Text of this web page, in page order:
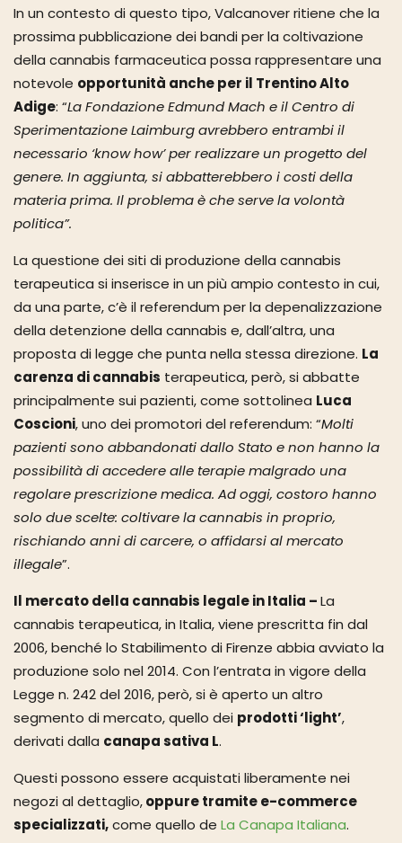
In un contesto di questo tipo, Valcanover ritiene che la
prossima pubblicazione dei bandi per la coltivazione
della cannabis farmaceutica possa rappresentare una
notevole opportunità anche per il Trentino Alto
Adige: “La Fondazione Edmund Mach e il Centro di
Sperimentazione Laimburg avrebbero entrambi il
necessario ‘know how’ per realizzare un progetto del
genere. In aggiunta, si abbatterebbero i costi della
materia prima. Il problema è che serve la volontà
politica”.
La questione dei siti di produzione della cannabis
terapeutica si inserisce in un più ampio contesto in cui,
da una parte, c’è il referendum per la depenalizzazione
della detenzione della cannabis e, dall’altra, una
proposta di legge che punta nella stessa direzione. La
carenza di cannabis terapeutica, però, si abbatte
principalmente sui pazienti, come sottolinea Luca
Coscioni, uno dei promotori del referendum: “Molti
pazienti sono abbandonati dallo Stato e non hanno la
possibilità di accedere alle terapie malgrado una
regolare prescrizione medica. Ad oggi, costoro hanno
solo due scelte: coltivare la cannabis in proprio,
rischiando anni di carcere, o affidarsi al mercato
illegale”.
Il mercato della cannabis legale in Italia –La
cannabis terapeutica, in Italia, viene prescritta fin dal
2006, benché lo Stabilimento di Firenze abbia avviato la
produzione solo nel 2014. Con l’entrata in vigore della
Legge n. 242 del 2016, però, si è aperto un altro
segmento di mercato, quello dei prodotti ‘light’,
derivati dalla canapa sativa L.
Questi possono essere acquistati liberamente nei
negozi al dettaglio,oppure tramite e-commerce
specializzati,come quello de La Canapa Italiana.